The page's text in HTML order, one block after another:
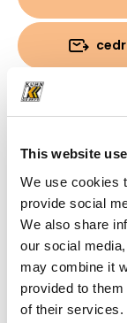
This website
We use cookies
provide social
We also share
our social
may combine it
provided to
of their services.